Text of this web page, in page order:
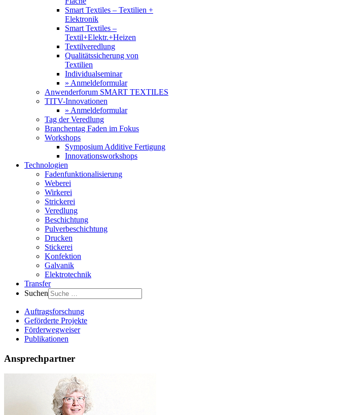
Smart Textiles – Textilien +
Elektronik
Smart Textiles –
Textil+Elektr.+Heizen
Textilveredlung
Qualitätssicherung von
Textilien
Individualseminar
» Anmeldeformular
Anwenderforum SMART TEXTILES
TITV-Innovationen
» Anmeldeformular
Tag der Veredlung
Branchentag Faden im Fokus
Workshops
Symposium Additive Fertigung
Innovationsworkshops
Technologien
Fadenfunktionalisierung
Weberei
Wirkerei
Strickerei
Veredlung
Beschichtung
Pulverbeschichtung
Drucken
Stickerei
Konfektion
Galvanik
Elektrotechnik
Transfer
Suchen
Auftragsforschung
Geförderte Projekte
Förderwegweiser
Publikationen
Ansprechpartner